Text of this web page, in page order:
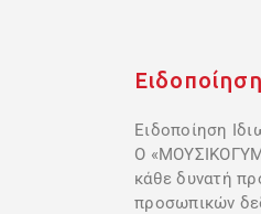
Ειδοποίηση
Ο
κάθε δυνατή
προσωπικών